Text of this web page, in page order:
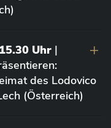
Uhr |
des Lodovico
(Österreich)